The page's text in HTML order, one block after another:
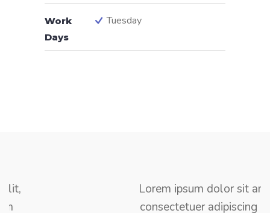
Work
Days
Tuesday
Lorem ipsum dolor sit amet,
consectetuer adipiscing elit,